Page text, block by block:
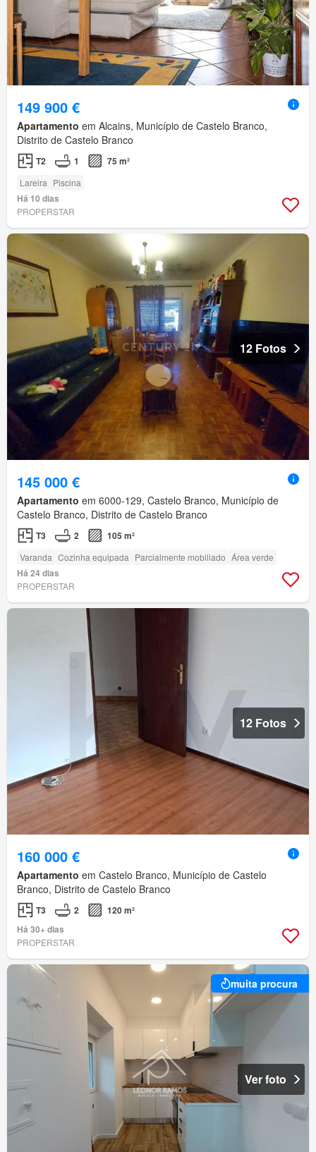
149 900 €
Apartamento em Alcains, Município de Castelo Branco,
Distrito de Castelo Branco
T2 1 75 m²
Lareira Piscina
Há 10 dias
PROPERSTAR
12 Fotos
145 000 €
Apartamento em 6000-129, Castelo Branco, Município de
Castelo Branco, Distrito de Castelo Branco
T3 2 105 m²
Varanda Cozinha equipada Parcialmente mobiliado Área verde
Há 24 dias
PROPERSTAR
12 Fotos
160 000 €
Apartamento em Castelo Branco, Município de Castelo
Branco, Distrito de Castelo Branco
T3 2
120 m²
Há 30+ dias
PROPERSTAR
muita procura
Ver foto